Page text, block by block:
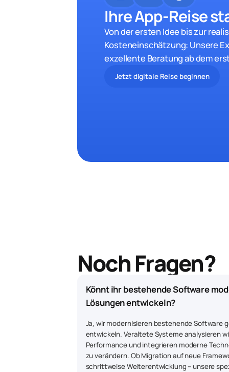
Ihre App-Reise
Von der ersten Idee bis zur
Kosteneinschätzung: Unsere
exzellente Beratung ab dem
Jetzt digitale Reise beginnen
Noch Fragen?
Könnt ihr bestehende Software
Lösungen entwickeln?
Ja, wir modernisieren bestehende Software
entwickeln. Veraltete Systeme analysieren
Performance und integrieren moderne
zu verändern. Ob Migration auf neue
schrittweise Weiterentwicklung – unsere